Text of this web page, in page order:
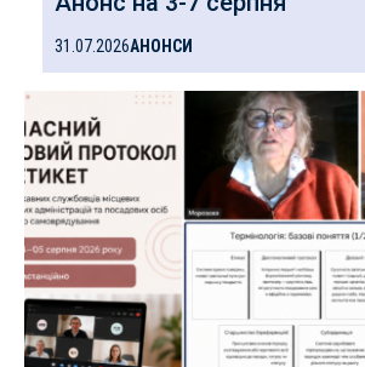
31.07.2026АНОНСИ